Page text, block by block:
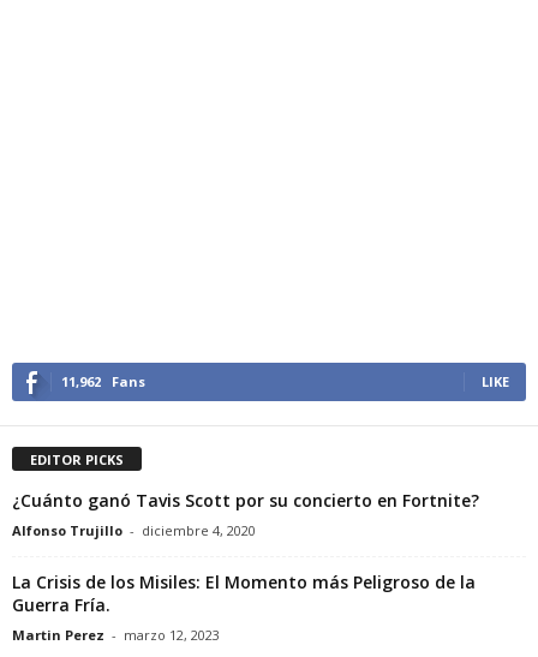
11,962 Fans LIKE
EDITOR PICKS
¿Cuánto ganó Tavis Scott por su concierto en Fortnite?
Alfonso Trujillo - diciembre 4, 2020
La Crisis de los Misiles: El Momento más Peligroso de la
Guerra Fría.
Martin Perez - marzo 12, 2023